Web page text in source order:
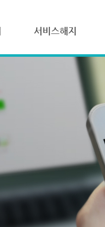
서비스해지